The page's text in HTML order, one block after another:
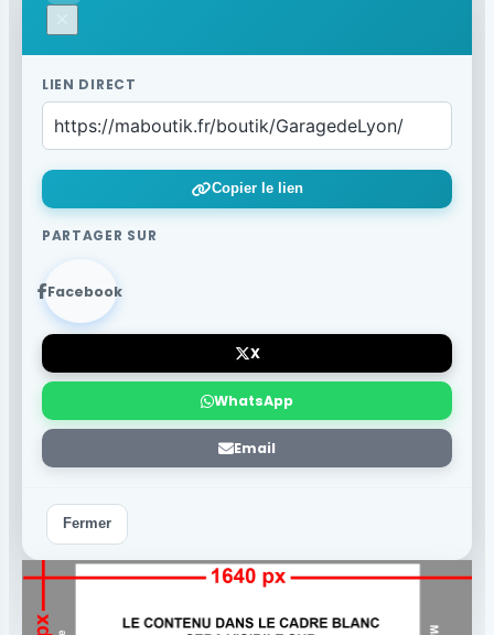
LIEN DIRECT
Copier le lien
PARTAGER SUR
Facebook
X
WhatsApp
Email
Fermer